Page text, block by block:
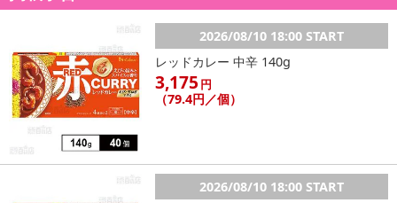
2026/08/10 18:00 START
レッドカレー 中辛 140g
3,175 円
（79.4円／個）
2026/08/10 18:00 START